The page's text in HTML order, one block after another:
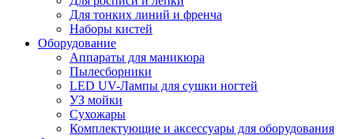
Для тонких линий и френча
Наборы кистей
Оборудование
Аппараты для маникюра
Пылесборники
LED UV-Лампы для сушки ногтей
УЗ мойки
Сухожары
Комплектующие и аксессуары для оборудования